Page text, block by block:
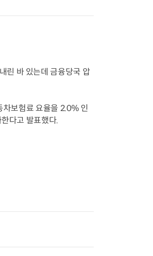
린 바 있는데 금융당국 압
보험료 요율을 2.0% 인
다고 발표했다.